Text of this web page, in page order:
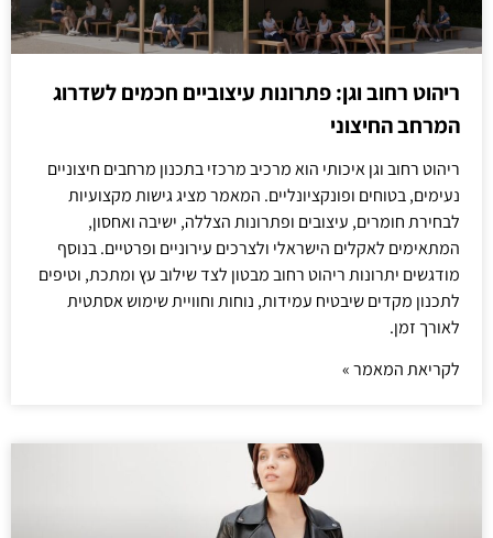
ריהוט רחוב וגן: פתרונות עיצוביים חכמים לשדרוג
המרחב החיצוני
ריהוט רחוב וגן איכותי הוא מרכיב מרכזי בתכנון מרחבים חיצוניים
נעימים, בטוחים ופונקציונליים. המאמר מציג גישות מקצועיות
לבחירת חומרים, עיצובים ופתרונות הצללה, ישיבה ואחסון,
המתאימים לאקלים הישראלי ולצרכים עירוניים ופרטיים. בנוסף
מודגשים יתרונות ריהוט רחוב מבטון לצד שילוב עץ ומתכת, וטיפים
לתכנון מקדים שיבטיח עמידות, נוחות וחוויית שימוש אסתטית
לאורך זמן.
לקריאת המאמר »